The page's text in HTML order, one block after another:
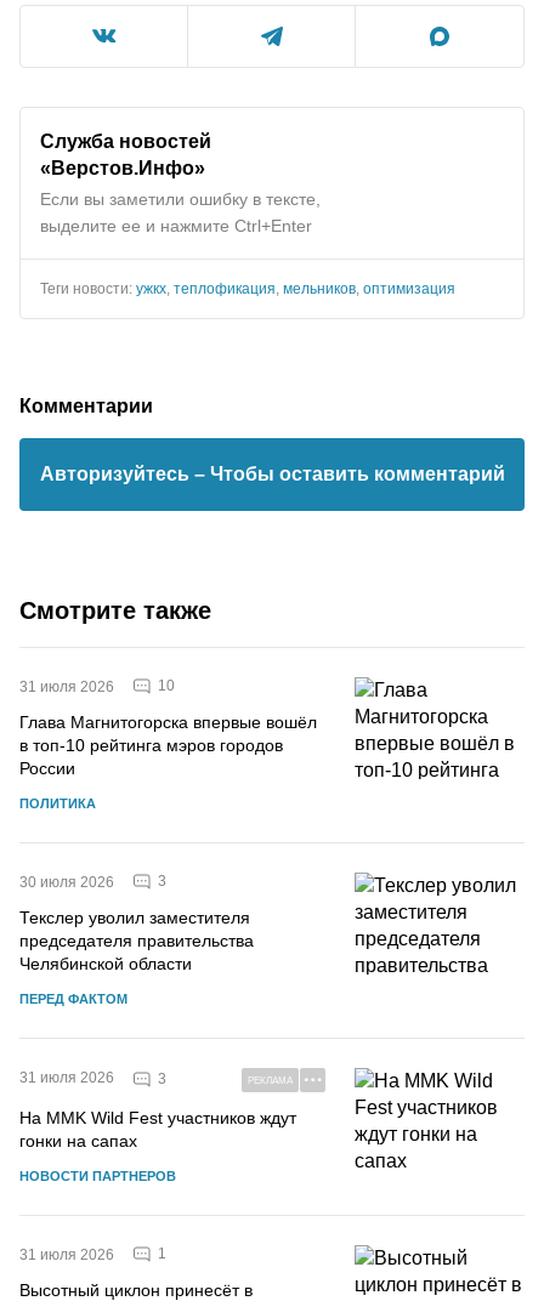
Служба новостей
«Верстов.Инфо»
Если вы заметили ошибку в тексте,
выделите ее и нажмите Ctrl+Enter
Теги новости: ужкх теплофикация мельников оптимизация
Комментарии
Авторизуйтесь – Чтобы оставить комментарий
Смотрите также
31 июля 2026 10
Глава Магнитогорска впервые вошёл
в топ-10 рейтинга мэров городов
России
ПОЛИТИКА
30 июля 2026 3
Текслер уволил заместителя
председателя правительства
Челябинской области
ПЕРЕД ФАКТОМ
31 июля 2026 3 РЕКЛАМА
На MMK Wild Fest участников ждут
гонки на сапах
НОВОСТИ ПАРТНЕРОВ
31 июля 2026 1
Высотный циклон принесёт в